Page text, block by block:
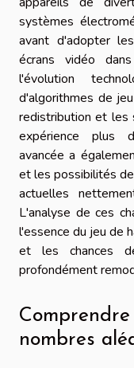
systèmes
avant d'adopter
écrans vidéo
l'évolution
d'algorithmes de
redistribution et les
expérience plus
avancée a
et les possibilités
actuelles
L'analyse de ces
l'essence du jeu de
et les chances
profondément
nombres